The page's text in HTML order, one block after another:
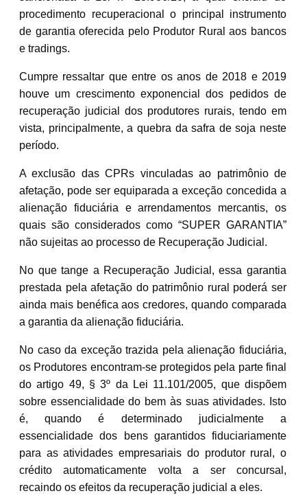
procedimento recuperacional o principal instrumento
de garantia oferecida pelo Produtor Rural aos bancos
e tradings.
Cumpre ressaltar que entre os anos de 2018 e 2019
houve um crescimento exponencial dos pedidos de
recuperação judicial dos produtores rurais, tendo em
vista, principalmente, a quebra da safra de soja neste
período.
A exclusão das CPRs vinculadas ao patrimônio de
afetação, pode ser equiparada a exceção concedida a
alienação fiduciária e arrendamentos mercantis, os
quais são considerados como “SUPER GARANTIA”
não sujeitas ao processo de Recuperação Judicial.
No que tange a Recuperação Judicial, essa garantia
prestada pela afetação do patrimônio rural poderá ser
ainda mais benéfica aos credores, quando comparada
a garantia da alienação fiduciária.
No caso da exceção trazida pela alienação fiduciária,
os Produtores encontram-se protegidos pela parte final
do artigo 49, § 3º da Lei 11.101/2005, que dispõem
sobre essencialidade do bem às suas atividades. Isto
é, quando é determinado judicialmente a
essencialidade dos bens garantidos fiduciariamente
para as atividades empresariais do produtor rural, o
crédito automaticamente volta a ser concursal,
recaindo os efeitos da recuperação judicial a eles.